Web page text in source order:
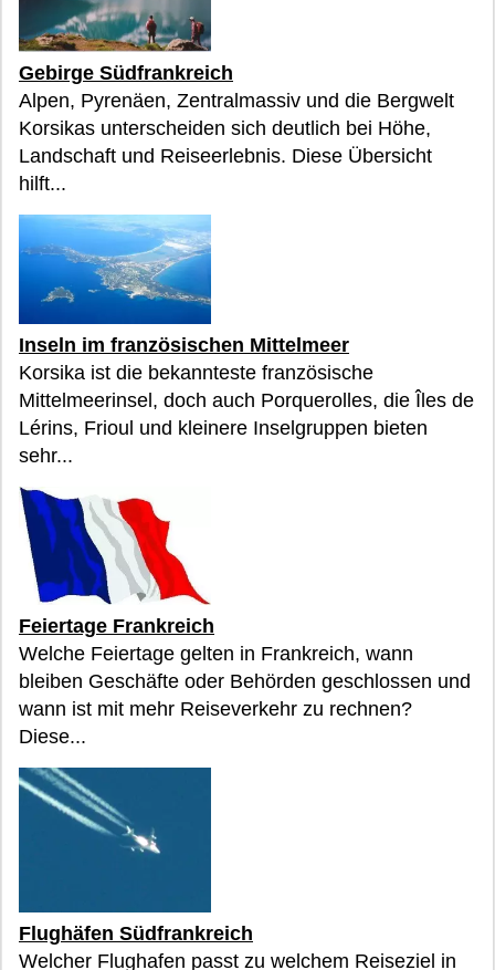
Gebirge Südfrankreich
Alpen, Pyrenäen, Zentralmassiv und die Bergwelt
Korsikas unterscheiden sich deutlich bei Höhe,
Landschaft und Reiseerlebnis. Diese Übersicht
hilft...
Inseln im französischen Mittelmeer
Korsika ist die bekannteste französische
Mittelmeerinsel, doch auch Porquerolles, die Îles de
Lérins, Frioul und kleinere Inselgruppen bieten
sehr...
Feiertage Frankreich
Welche Feiertage gelten in Frankreich, wann
bleiben Geschäfte oder Behörden geschlossen und
wann ist mit mehr Reiseverkehr zu rechnen?
Diese...
Flughäfen Südfrankreich
Welcher Flughafen passt zu welchem Reiseziel in